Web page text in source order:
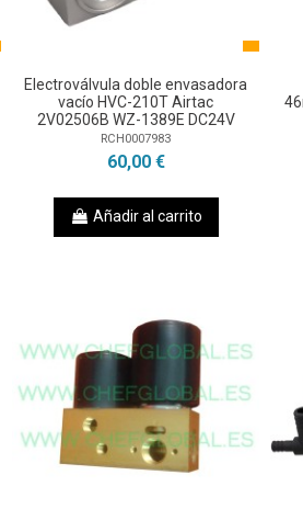
Electroválvula doble envasadora
vacío HVC-210T Airtac
2V02506B WZ-1389E DC24V
RCH0007983
60,00 €
Añadir al carrito